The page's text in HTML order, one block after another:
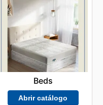
Beds
Abrir catálogo